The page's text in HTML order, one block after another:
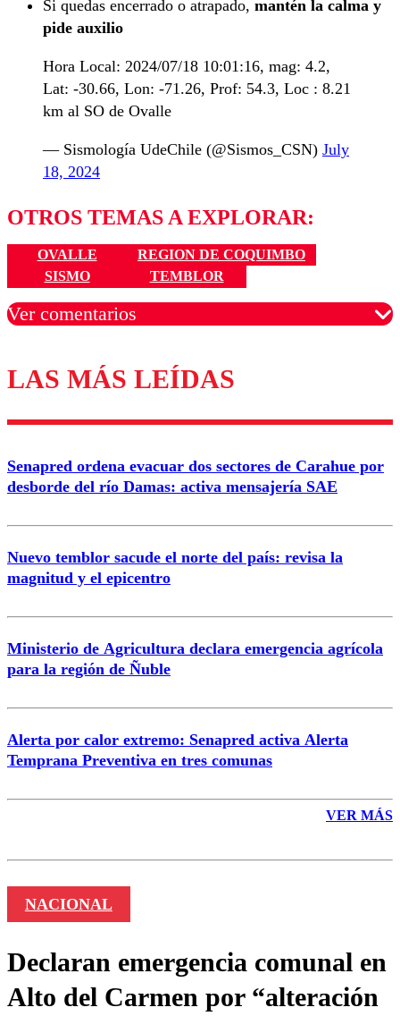
Si quedas encerrado o atrapado, mantén la calma y
pide auxilio
Hora Local: 2024/07/18 10:01:16, mag: 4.2,
Lat: -30.66, Lon: -71.26, Prof: 54.3, Loc : 8.21
km al SO de Ovalle
— Sismología UdeChile (@Sismos_CSN) July
18, 2024
OTROS TEMAS A EXPLORAR:
OVALLE
REGION DE COQUIMBO
SISMO
TEMBLOR
Ver comentarios
Los comentarios son moderados para garantizar un
diálogo respetuoso.
Nombre
Correo
LAS MÁS LEÍDAS
Senapred ordena evacuar dos sectores de Carahue por
desborde del río Damas: activa mensajería SAE
Nuevo temblor sacude el norte del país: revisa la
magnitud y el epicentro
Ministerio de Agricultura declara emergencia agrícola
para la región de Ñuble
Alerta por calor extremo: Senapred activa Alerta
Temprana Preventiva en tres comunas
VER MÁS
NACIONAL
Declaran emergencia comunal en
Alto del Carmen por “alteración